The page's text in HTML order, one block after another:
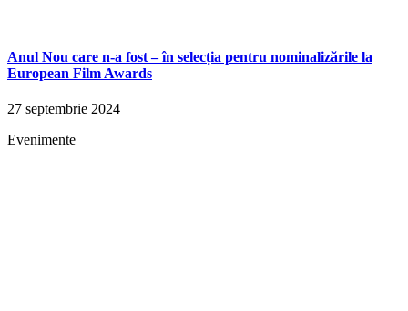
Anul Nou care n-a fost – în selecția pentru nominalizările la
European Film Awards
27 septembrie 2024
Evenimente